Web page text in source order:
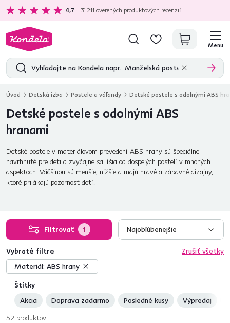
Ekologická doprava zadarmo nad 199 €
4,7 31 211 overených produktových recenzií
Menu
Úvod Detská izba Postele a váľandy Detské postele s odolnými ABS
Detské postele s odolnými ABS
hranami
Detské postele v materiálovom prevedení ABS hrany sú špeciálne
navrhnuté pre deti a zvyčajne sa líšia od dospelých postelí v mnohých
aspektoch. Väčšinou sú menšie, nižšie a majú hravé a zábavné dizajny,
ktoré prilákajú pozornosť detí.
Filtrovať 1 Najobľúbenejšie
Štítky
Akcia
Doprava zadarmo Posledné kusy Výpredaj
Vybraté filtre
Zrušiť všetky
Materiál: ABS hrany
52 produktov